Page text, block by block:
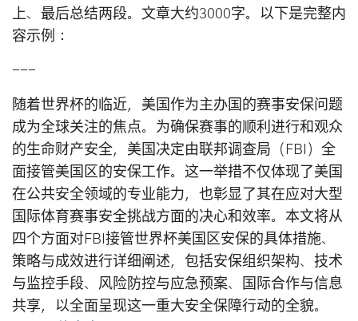
上、最后总结两段。文章大约3000字。以下是完整内
容示例：
---
随着世界杯的临近，美国作为主办国的赛事安保问题
成为全球关注的焦点。为确保赛事的顺利进行和观众
的生命财产安全，美国决定由联邦调查局（FBI）全
面接管美国区的安保工作。这一举措不仅体现了美国
在公共安全领域的专业能力，也彰显了其在应对大型
国际体育赛事安全挑战方面的决心和效率。本文将从
四个方面对FBI接管世界杯美国区安保的具体措施、
策略与成效进行详细阐述，包括安保组织架构、技术
与监控手段、风险防控与应急预案、国际合作与信息
共享，以全面呈现这一重大安全保障行动的全貌。